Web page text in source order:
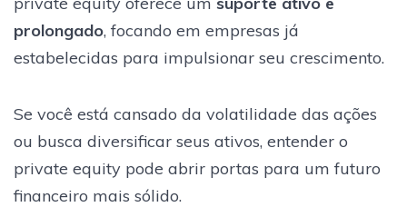
prolongado, focando em empresas já
estabelecidas para impulsionar seu crescimento.
Se você está cansado da volatilidade das ações
ou busca diversificar seus ativos, entender o
private equity pode abrir portas para um futuro
financeiro mais sólido.